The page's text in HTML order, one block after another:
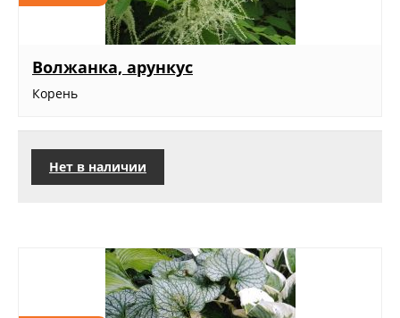
Волжанка, арункус
Корень
Нет в наличии